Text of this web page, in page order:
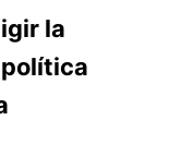
la